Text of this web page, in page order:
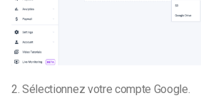
2. Sélectionnez votre compte Google.